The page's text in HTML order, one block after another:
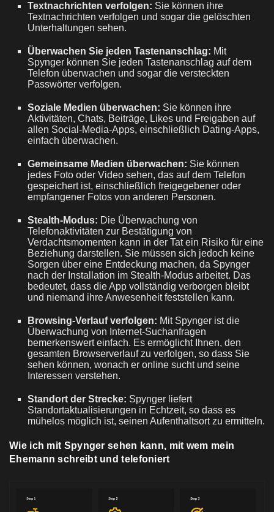
Textnachrichten verfolgen: Sie können ihre
Textnachrichten verfolgen und sogar die gelöschten
Unterhaltungen sehen.
Überwachen Sie jeden Tastenanschlag: Mit
Spynger können Sie jeden Tastenanschlag auf dem
Telefon überwachen und sogar die versteckten
Passwörter verfolgen.
Soziale Medien überwachen: Sie können ihre
Aktivitäten, Chats, Beiträge, Likes und Freigaben auf
allen Social-Media-Apps, einschließlich Dating-Apps,
einfach überwachen.
Gemeinsame Medien überwachen: Sie können
jedes Foto oder Video sehen, das auf dem Telefon
gespeichert ist, einschließlich freigegebener oder
empfangener Fotos von anderen Personen.
Stealth-Modus: Die Überwachung von
Telefonaktivitäten zur Bestätigung von
Verdachtsmomenten kann in der Tat ein Risiko für eine
Beziehung darstellen. Sie müssen sich jedoch keine
Sorgen über eine Entdeckung machen, da Spynger
nach der Installation im Stealth-Modus arbeitet. Das
bedeutet, dass die App vollständig verborgen bleibt
und niemand ihre Anwesenheit feststellen kann.
Browsing-Verlauf verfolgen: Mit Spynger ist die
Überwachung von Internet-Suchanfragen
bemerkenswert einfach. Es ermöglicht Ihnen, den
gesamten Browserverlauf zu verfolgen, so dass Sie
sehen können, wonach er online sucht und seine
Interessen verstehen.
Standort der Strecke: Spynger liefert
Standortaktualisierungen in Echtzeit, so dass es
mühelos möglich ist, seinen Aufenthaltsort zu ermitteln.
Wie ich mit Spynger sehen kann, mit wem mein
Ehemann schreibt und telefoniert